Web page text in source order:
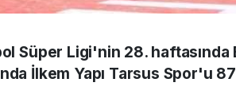
Süper Ligi'nin 28. haftasında
İlkem Yapı Tarsus Spor'u